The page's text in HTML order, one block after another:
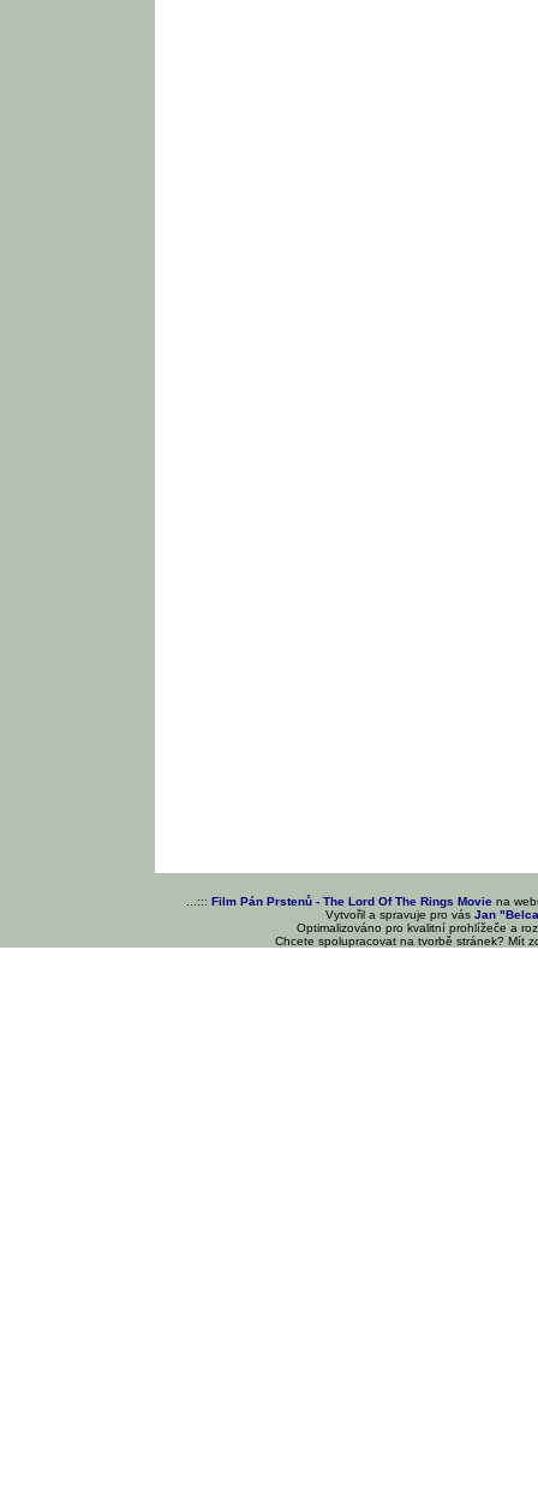
...::: Film Pán Prstenů - The Lord Of The Rings Movie na
Vytvořil a spravuje pro vásJan
Optimalizováno pro kvalitní prohlížeče a
Chcete spolupracovat na tvorbě stránek? Mít